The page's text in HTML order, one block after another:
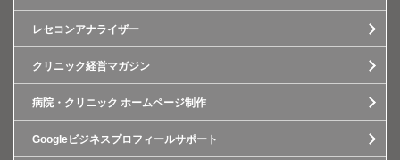
レセコンアナライザー
クリニック経営マガジン
病院・クリニック ホームページ制作
Googleビジネスプロフィールサポート